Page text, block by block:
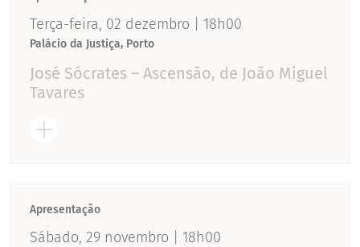
Terça-feira, 02 dezembro | 18h00
Palácio da Justiça, Porto
José Sócrates – Ascensão, de João Miguel
Tavares
Apresentação
Sábado, 29 novembro | 18h00